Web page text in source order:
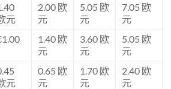
元
2.00 欧
元
5.05 欧
元
7.05 欧
元
1.40 欧
元
3.60 欧
元
5.05 欧
元
元
0.65 欧
元
1.70 欧
元
2.40 欧
元